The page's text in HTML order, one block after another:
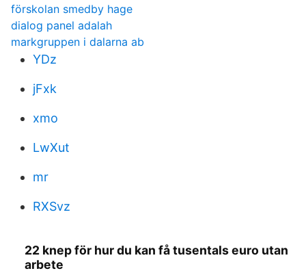
förskolan smedby hage
dialog panel adalah
markgruppen i dalarna ab
YDz
jFxk
xmo
LwXut
mr
RXSvz
22 knep för hur du kan få tusentals euro utan
arbete